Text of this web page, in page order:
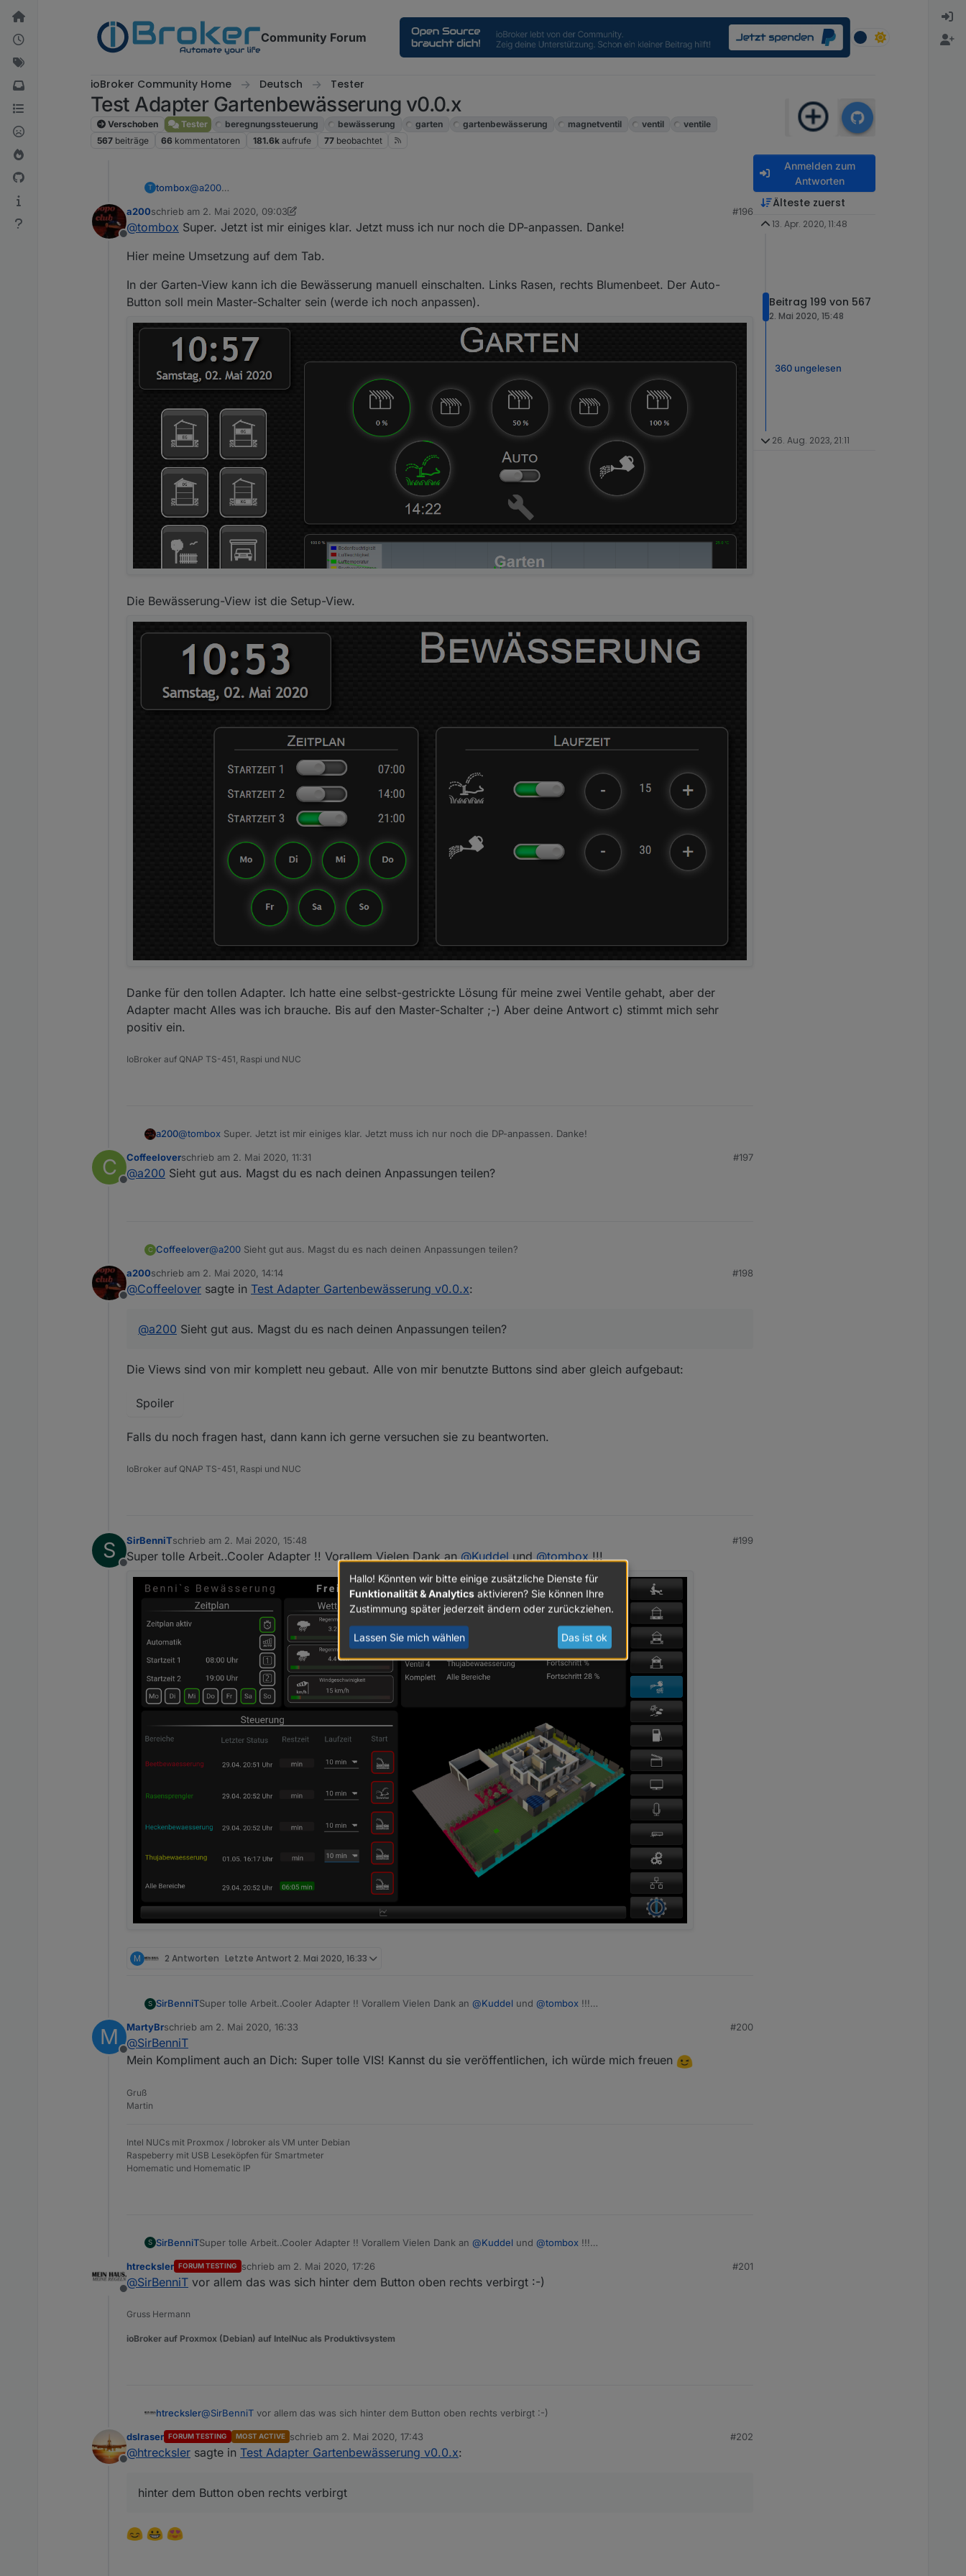
Weiter zum Inhalt
Community Forum
ioBroker Community Home Deutsch Tester
Test Adapter Gartenbewässerung v0.0.x
Verschoben Tester beregnungssteuerung bewässerung garten gartenbewässerung magnetventil ventil
ventile
567 beiträge 66 kommentatoren 181.6k aufrufe 77 beobachtet
T tombox@a200
b ja
c noch nicht
Offline
a200schrieb am 2. Mai 2020, 09:03
zuletzt editiert von a200 5. Feb. 2020, 11:07
#196
@tombox Super. Jetzt ist mir einiges klar. Jetzt muss ich nur noch die DP-anpassen. Danke!
Hier meine Umsetzung auf dem Tab.
In der Garten-View kann ich die Bewässerung manuell einschalten. Links Rasen, rechts Blumenbeet. Der Auto-
Button soll mein Master-Schalter sein (werde ich noch anpassen).
Die Bewässerung-View ist die Setup-View.
Danke für den tollen Adapter. Ich hatte eine selbst-gestrickte Lösung für meine zwei Ventile gehabt, aber der
Adapter macht Alles was ich brauche. Bis auf den Master-Schalter ;-) Aber deine Antwort c) stimmt mich sehr
positiv ein.
IoBroker auf QNAP TS-451, Raspi und NUC
a200@tombox Super. Jetzt ist mir einiges klar. Jetzt muss ich nur noch die DP-anpassen. Danke!
Hier meine Umsetzung auf dem Tab.
Danke für den tollen Adapter. Ich hatte eine selbst-gestrickte Lösung für meine zwei Ventile gehabt, aber der Adapter macht
Alles was ich brauche. Bis auf den Master-Schalter ;-) Aber deine Antwort c) stimmt mich sehr positiv ein.
C
Offline
Coffeeloverschrieb am 2. Mai 2020, 11:31
zuletzt editiert von
#197
@a200 Sieht gut aus. Magst du es nach deinen Anpassungen teilen?
C Coffeelover@a200 Sieht gut aus. Magst du es nach deinen Anpassungen teilen?
Offline
a200schrieb am 2. Mai 2020, 14:14
zuletzt editiert von
#198
@Coffeelover sagte in Test Adapter Gartenbewässerung v0.0.x:
@a200 Sieht gut aus. Magst du es nach deinen Anpassungen teilen?
Die Views sind von mir komplett neu gebaut. Alle von mir benutzte Buttons sind aber gleich aufgebaut:
Spoiler
Falls du noch fragen hast, dann kann ich gerne versuchen sie zu beantworten.
IoBroker auf QNAP TS-451, Raspi und NUC
S
Offline
SirBenniTschrieb am 2. Mai 2020, 15:48
zuletzt editiert von
#199
Super tolle Arbeit..Cooler Adapter !! Vorallem Vielen Dank an@Kuddelund@tombox!!!
M 2 Antworten Letzte Antwort 2. Mai 2020, 16:33
S SirBenniTSuper tolle Arbeit..Cooler Adapter !! Vorallem Vielen Dank an @Kuddel und @tombox !!!
M
Offline
MartyBrschrieb am 2. Mai 2020, 16:33
zuletzt editiert von
#200
@SirBenniT
Mein Kompliment auch an Dich: Super tolle VIS! Kannst du sie veröffentlichen, ich würde mich freuen
Gruß
Martin
Intel NUCs mit Proxmox / Iobroker als VM unter Debian
Raspeberry mit USB Leseköpfen für Smartmeter
Homematic und Homematic IP
S SirBenniTSuper tolle Arbeit..Cooler Adapter !! Vorallem Vielen Dank an @Kuddel und @tombox !!!
Offline
htrecksler FORUM TESTING schrieb am 2. Mai 2020, 17:26
zuletzt editiert von
#201
@SirBenniT vor allem das was sich hinter dem Button oben rechts verbirgt :-)
Gruss Hermann
ioBroker auf Proxmox (Debian) auf IntelNuc als Produktivsystem
htrecksler@SirBenniT vor allem das was sich hinter dem Button oben rechts verbirgt :-)
Offline
dslraser FORUM TESTING MOST ACTIVE schrieb am 2. Mai 2020, 17:43
zuletzt editiert von
#202
@htrecksler sagte in Test Adapter Gartenbewässerung v0.0.x:
hinter dem Button oben rechts verbirgt
Anmelden zum
Antworten
Älteste zuerst
13. Apr. 2020, 11:48
Beitrag 199 von 567
2. Mai 2020, 15:48
360 ungelesen
26. Aug. 2023, 21:11
Hallo! Könnten wir bitte einige zusätzliche Dienste für
Funktionalität & Analytics aktivieren? Sie können Ihre
Zustimmung später jederzeit ändern oder zurückziehen.
Lassen Sie mich wählen Das ist ok